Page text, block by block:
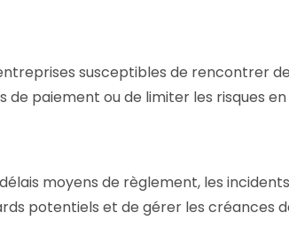
susceptibles de rencontrer
de paiement ou de limiter les risques
moyens de règlement, les
potentiels et de gérer les créances